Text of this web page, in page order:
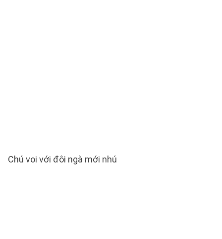
Chú voi với đôi ngà mới nhú